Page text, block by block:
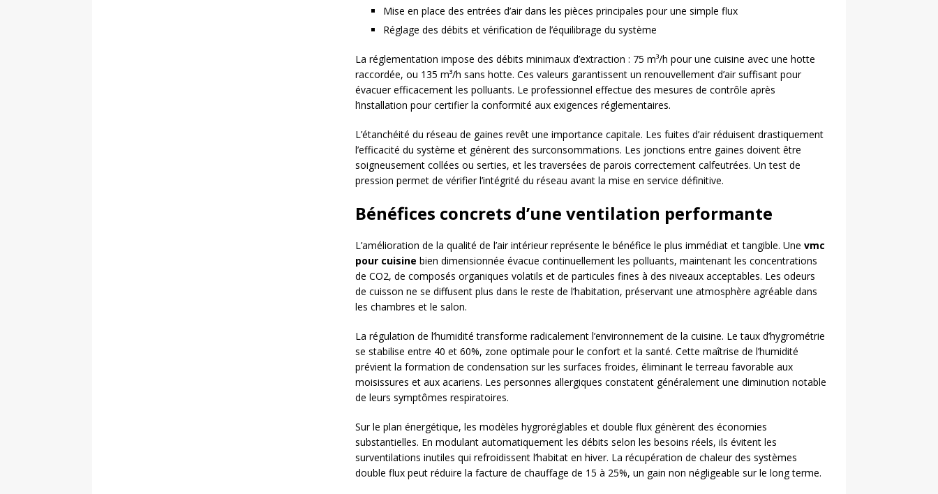
Mise en place des entrées d’air dans les pièces principales pour une simple flux
Réglage des débits et vérification de l’équilibrage du système
La réglementation impose des débits minimaux d’extraction : 75 m³/h pour une cuisine avec une hotte
raccordée, ou 135 m³/h sans hotte. Ces valeurs garantissent un renouvellement d’air suffisant pour
évacuer efficacement les polluants. Le professionnel effectue des mesures de contrôle après
l’installation pour certifier la conformité aux exigences réglementaires.
L’étanchéité du réseau de gaines revêt une importance capitale. Les fuites d’air réduisent drastiquement
l’efficacité du système et génèrent des surconsommations. Les jonctions entre gaines doivent être
soigneusement collées ou serties, et les traversées de parois correctement calfeutrées. Un test de
pression permet de vérifier l’intégrité du réseau avant la mise en service définitive.
Bénéfices concrets d’une ventilation performante
L’amélioration de la qualité de l’air intérieur représente le bénéfice le plus immédiat et tangible. Une vmc
pour cuisine bien dimensionnée évacue continuellement les polluants, maintenant les concentrations
de CO2, de composés organiques volatils et de particules fines à des niveaux acceptables. Les odeurs
de cuisson ne se diffusent plus dans le reste de l’habitation, préservant une atmosphère agréable dans
les chambres et le salon.
La régulation de l’humidité transforme radicalement l’environnement de la cuisine. Le taux d’hygrométrie
se stabilise entre 40 et 60%, zone optimale pour le confort et la santé. Cette maîtrise de l’humidité
prévient la formation de condensation sur les surfaces froides, éliminant le terreau favorable aux
moisissures et aux acariens. Les personnes allergiques constatent généralement une diminution notable
de leurs symptômes respiratoires.
Sur le plan énergétique, les modèles hygroréglables et double flux génèrent des économies
substantielles. En modulant automatiquement les débits selon les besoins réels, ils évitent les
surventilations inutiles qui refroidissent l’habitat en hiver. La récupération de chaleur des systèmes
double flux peut réduire la facture de chauffage de 15 à 25%, un gain non négligeable sur le long terme.